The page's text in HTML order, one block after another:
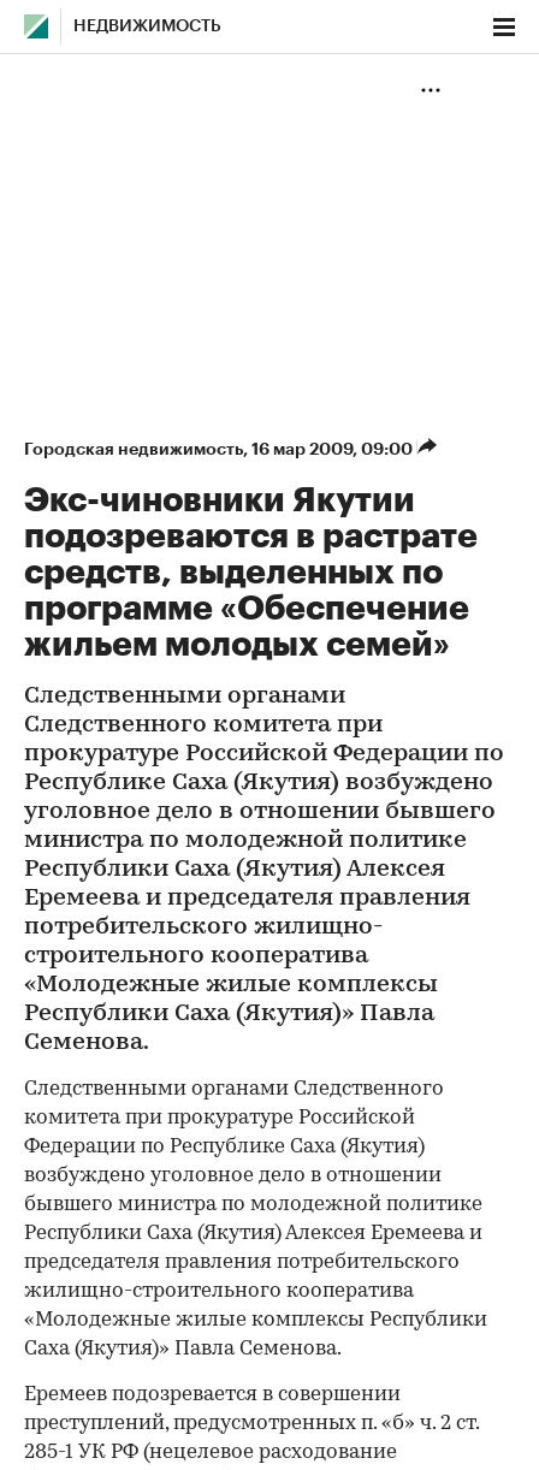
НЕДВИЖИМОСТЬ
Городская недвижимость⁠, 16 мар 2009, 09:00
Экс-чиновники Якутии
подозреваются в растрате
средств, выделенных по
программе «Обеспечение
жильем молодых семей»
Следственными органами
Следственного комитета при
прокуратуре Российской Федерации по
Республике Саха (Якутия) возбуждено
уголовное дело в отношении бывшего
министра по молодежной политике
Республики Саха (Якутия) Алексея
Еремеева и председателя правления
потребительского жилищно-
строительного кооператива
«Молодежные жилые комплексы
Республики Саха (Якутия)» Павла
Семенова.
Следственными органами Следственного
комитета при прокуратуре Российской
Федерации по Республике Саха (Якутия)
возбуждено уголовное дело в отношении
бывшего министра по молодежной политике
Республики Саха (Якутия) Алексея Еремеева и
председателя правления потребительского
жилищно-строительного кооператива
«Молодежные жилые комплексы Республики
Саха (Якутия)» Павла Семенова.
Еремеев подозревается в совершении
преступлений, предусмотренных п. «б» ч. 2 ст.
285-1 УК РФ (нецелевое расходование